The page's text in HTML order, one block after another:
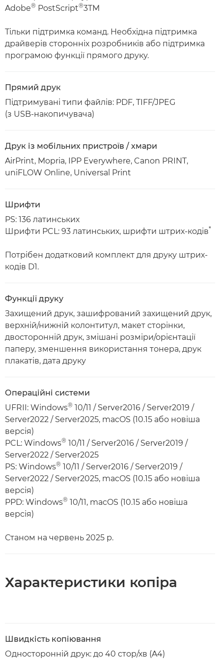
Adobe® PostScript®3TM
Тільки підтримка команд. Необхідна підтримка
драйверів сторонніх розробників або підтримка
програмою функції прямого друку.
Прямий друк
Підтримувані типи файлів: PDF, TIFF/JPEG
(з USB-накопичувача)
Друк із мобільних пристроїв / хмари
AirPrint, Mopria, IPP Everywhere, Canon PRINT,
uniFLOW Online, Universal Print
Шрифти
PS: 136 латинських
Шрифти PCL: 93 латинських, шрифти штрих-кодів*
Потрібен додатковий комплект для друку штрих-
кодів D1.
Функції друку
Захищений друк, зашифрований захищений друк,
верхній/нижній колонтитул, макет сторінки,
двосторонній друк, змішані розміри/орієнтації
паперу, зменшення використання тонера, друк
плакатів, дата друку
Операційні системи
UFRII: Windows® 10/11 / Server2016 / Server2019 /
Server2022 / Server2025, macOS (10.15 або новіша
версія)
PCL: Windows® 10/11 / Server2016 / Server2019 /
Server2022 / Server2025
PS: Windows® 10/11 / Server2016 / Server2019 /
Server2022 / Server2025, macOS (10.15 або новіша
версія)
PPD: Windows® 10/11, macOS (10.15 або новіша
версія)
Станом на червень 2025 р.
Характеристики копіра
Швидкість копіювання
Односторонній друк: до 40 стор/хв (A4)